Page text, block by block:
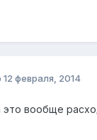
12 февраля, 2014
это вообще